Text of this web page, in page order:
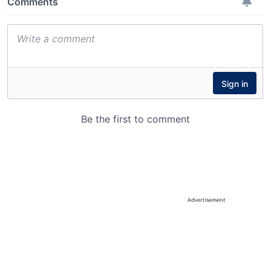
Advertisement